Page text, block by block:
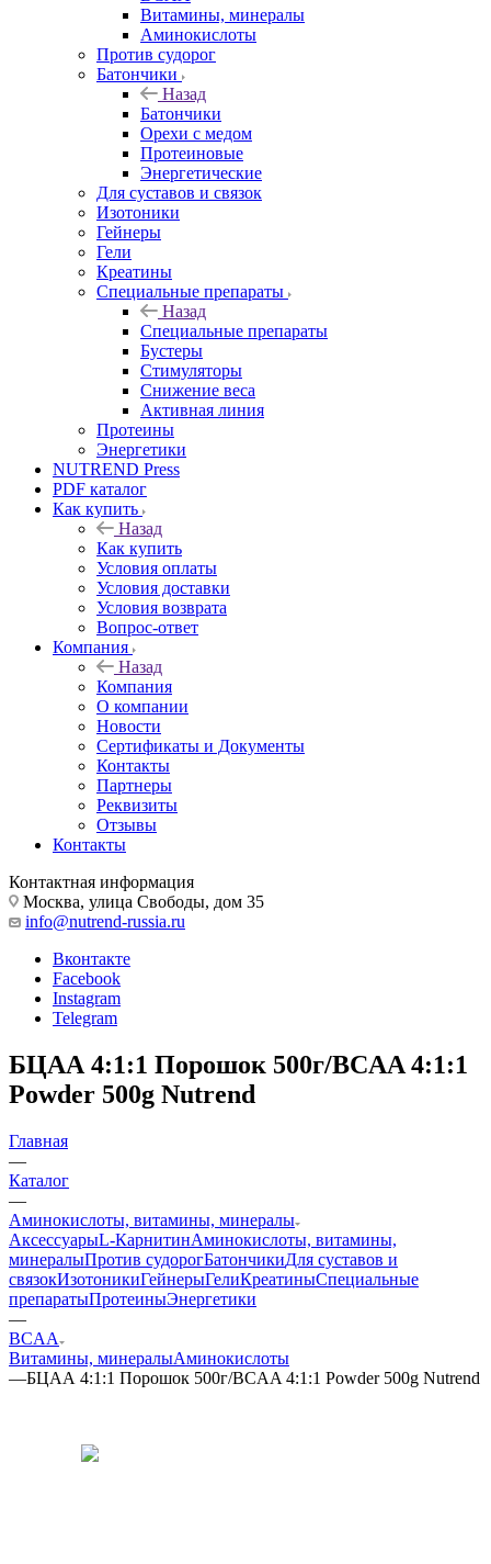
Витамины, минералы
Аминокислоты
Против судорог
Батончики
Назад
Батончики
Орехи с медом
Протеиновые
Энергетические
Для суставов и связок
Изотоники
Гейнеры
Гели
Креатины
Специальные препараты
Назад
Специальные препараты
Бустеры
Стимуляторы
Снижение веса
Активная линия
Протеины
Энергетики
NUTREND Press
PDF каталог
Как купить
Назад
Как купить
Условия оплаты
Условия доставки
Условия возврата
Вопрос-ответ
Компания
Назад
Компания
О компании
Новости
Сертификаты и Документы
Контакты
Партнеры
Реквизиты
Отзывы
Контакты
Контактная информация
Москва, улица Свободы, дом 35
info@nutrend-russia.ru
Вконтакте
Facebook
Instagram
Telegram
БЦАА 4:1:1 Порошок 500г/BCAA 4:1:1
Powder 500g Nutrend
Главная
—
Каталог
—
Аминокислоты, витамины, минералы
АксессуарыL-КарнитинАминокислоты, витамины,
минералыПротив судорогБатончикиДля суставов и
связокИзотоникиГейнерыГелиКреатиныСпециальные
препаратыПротеиныЭнергетики
—
BCAA
Витамины, минералыАминокислоты
—БЦАА 4:1:1 Порошок 500г/BCAA 4:1:1 Powder 500g Nutrend